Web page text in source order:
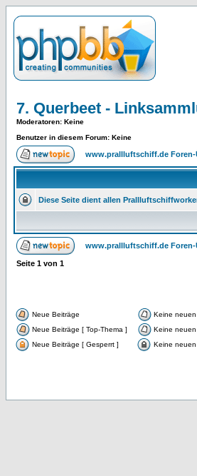
7. Querbeet -
Moderatoren: Keine
Benutzer in diesem Forum: Keine
www.prallluftschiff.de
Diese Seite dient allen
www.prallluftschiff.de
Seite 1 von 1
Neue Beiträge Keine
Neue Beiträge [ Top-Thema ]
Keine neuen
Neue Beiträge [ Gesperrt ]
Keine